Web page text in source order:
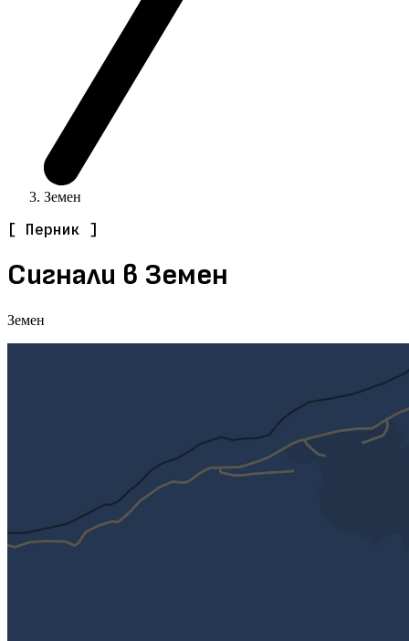
Земен
[ Перник ]
Сигнали в Земен
Земен